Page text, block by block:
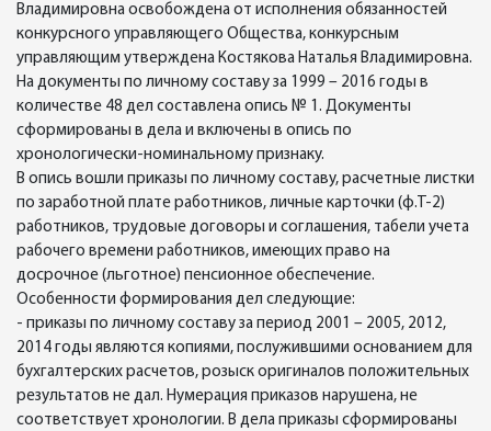
Владимировна освобождена от исполнения обязанностей
конкурсного управляющего Общества, конкурсным
управляющим утверждена Костякова Наталья Владимировна.
На документы по личному составу за 1999 – 2016 годы в
количестве 48 дел составлена опись № 1. Документы
сформированы в дела и включены в опись по
хронологически-номинальному признаку.
В опись вошли приказы по личному составу, расчетные листки
по заработной плате работников, личные карточки (ф.Т-2)
работников, трудовые договоры и соглашения, табели учета
рабочего времени работников, имеющих право на
досрочное (льготное) пенсионное обеспечение.
Особенности формирования дел следующие:
- приказы по личному составу за период 2001 – 2005, 2012,
2014 годы являются копиями, послужившими основанием для
бухгалтерских расчетов, розыск оригиналов положительных
результатов не дал. Нумерация приказов нарушена, не
соответствует хронологии. В дела приказы сформированы